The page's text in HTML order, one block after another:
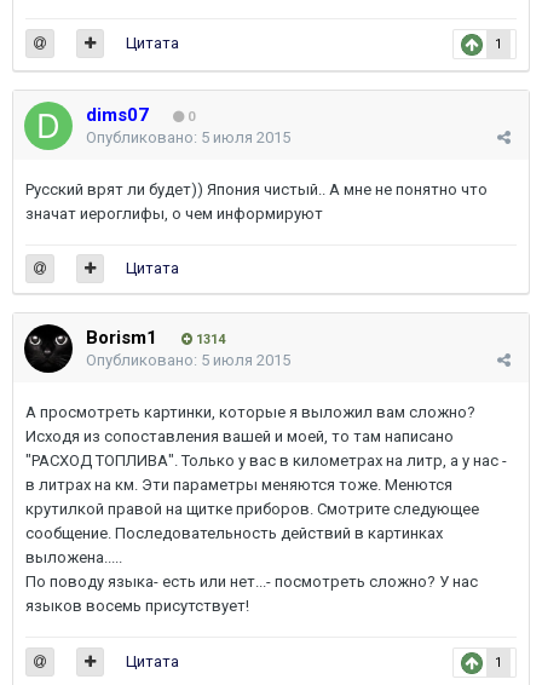
1
Цитата
dims07 0
Опубликовано: 5 июля 2015
Русский врят ли будет)) Япония чистый.. А мне не понятно что
значат иероглифы, о чем информируют
Цитата
Borism1 1314
Опубликовано: 5 июля 2015
А просмотреть картинки, которые я выложил вам сложно?
Исходя из сопоставления вашей и моей, то там написано
"РАСХОД ТОПЛИВА". Только у вас в километрах на литр, а у нас -
в литрах на км. Эти параметры меняются тоже. Менются
крутилкой правой на щитке приборов. Смотрите следующее
сообщение. Последовательность действий в картинках
выложена.....
По поводу языка- есть или нет...- посмотреть сложно? У нас
языков восемь присутствует!
1
Цитата